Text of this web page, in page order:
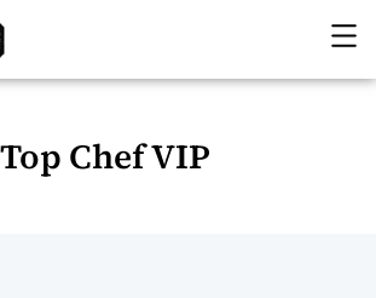
Top Chef VIP